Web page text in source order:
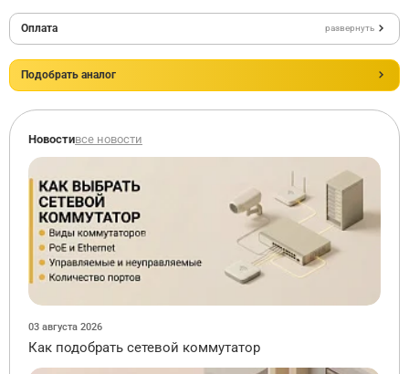
Оплата развернуть
Подобрать аналог
Новостивсе новости
03 августа 2026
Как подобрать сетевой коммутатор